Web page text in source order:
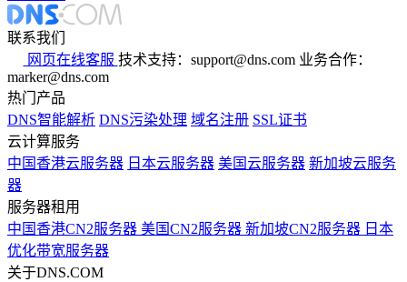
联系我们
网页在线客服 技术支持：support@dns.com 业务合作：
marker@dns.com
热门产品
DNS智能解析 DNS污染处理 域名注册 SSL证书
云计算服务
中国香港云服务器 日本云服务器 美国云服务器 新加坡云服务
器
服务器租用
中国香港CN2服务器 美国CN2服务器 新加坡CN2服务器 日本
优化带宽服务器
关于DNS.COM